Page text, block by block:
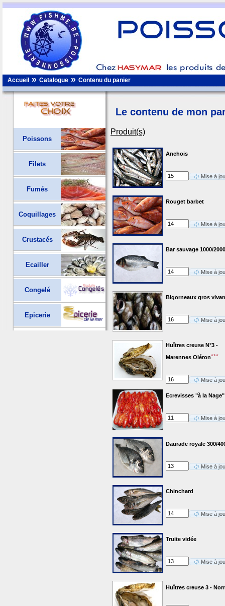
Accueil » Catalogue » Contenu du panier
Le contenu de mon
Produit(s)
Anchois
Mise à
Rouget barbet
Mise à
Bar sauvage 1000/
Mise à
Bigorneaux gros
Mise à
Huîtres creuse N°3 -
Marennes Oléron***
Mise à
Ecrevisses "à la Nage"
Mise à
Daurade royale 300/
Mise à
Chinchard
Mise à
Truite vidée
Mise à
Huîtres creuse 3 -
Poissons
Filets
Fumés
Coquillages
Crustacés
Ecailler
Congelé
Epicerie